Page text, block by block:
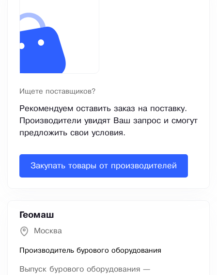
Ищете поставщиков?
Рекомендуем оставить заказ на поставку.
Производители увидят Ваш запрос и смогут
предложить свои условия.
Закупать товары от производителей
Геомаш
Москва
Производитель бурового оборудования
Выпуск бурового оборудования —